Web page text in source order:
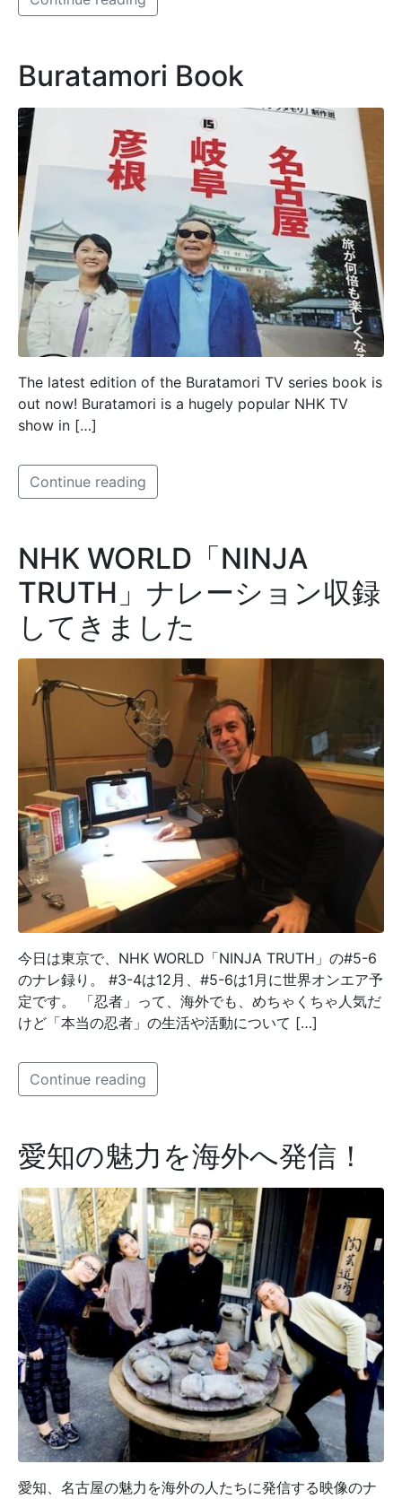
Buratamori Book
The latest edition of the Buratamori TV series book is
out now! Buratamori is a hugely popular NHK TV
show in […]
Continue reading
NHK WORLD「NINJA
TRUTH」ナレーション収録
してきました
今日は東京で、NHK WORLD「NINJA TRUTH」の#5-6
のナレ録り。 #3-4は12月、#5-6は1月に世界オンエア予
定です。 「忍者」って、海外でも、めちゃくちゃ人気だ
けど「本当の忍者」の生活や活動について […]
Continue reading
愛知の魅力を海外へ発信！
愛知、名古屋の魅力を海外の人たちに発信する映像のナ